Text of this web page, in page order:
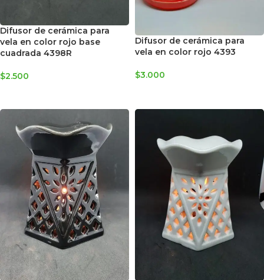
Difusor de cerámica para
vela en color rojo base
cuadrada 4398R
$2.500
Difusor de cerámica para
vela en color rojo 4393
$3.000